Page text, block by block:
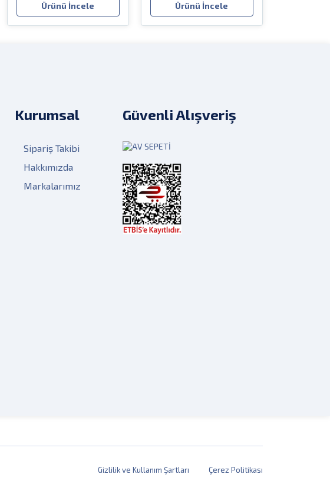
Ürünü İncele Ürünü İncele
Kurumsal
Sipariş Takibi
Hakkımızda
Markalarımız
Güvenli Alışveriş
Gizlilik ve Kullanım Şartları Çerez Politikası